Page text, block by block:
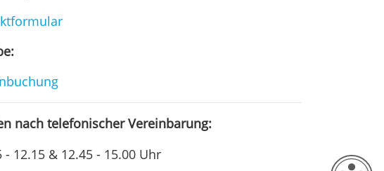
nach telefonischer Vereinbarung:
- 12.15 & 12.45 - 15.00 Uhr